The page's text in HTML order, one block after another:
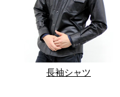
長袖シャツ